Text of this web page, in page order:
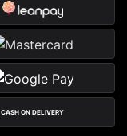
CASH ON DELIVERY